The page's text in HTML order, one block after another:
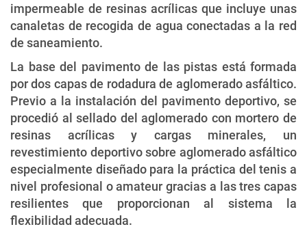
impermeable de resinas acrílicas que incluye unas
canaletas de recogida de agua conectadas a la red
de saneamiento.
La base del pavimento de las pistas está formada
por dos capas de rodadura de aglomerado asfáltico.
Previo a la instalación del pavimento deportivo, se
procedió al sellado del aglomerado con mortero de
resinas acrílicas y cargas minerales, un
revestimiento deportivo sobre aglomerado asfáltico
especialmente diseñado para la práctica del tenis a
nivel profesional o amateur gracias a las tres capas
resilientes que proporcionan al sistema la
flexibilidad adecuada.